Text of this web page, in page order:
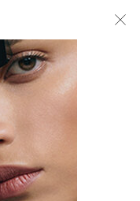
BOUTIQUEN